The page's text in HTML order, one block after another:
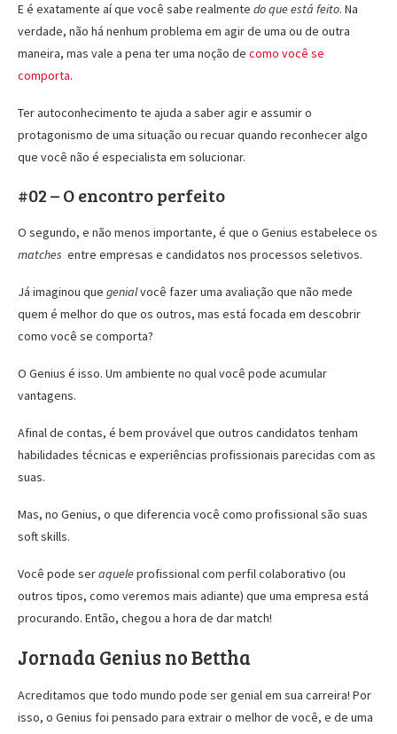
E é exatamente aí que você sabe realmente do que está feito. Na
verdade, não há nenhum problema em agir de uma ou de outra
maneira, mas vale a pena ter uma noção de como você se
comporta.
Ter autoconhecimento te ajuda a saber agir e assumir o
protagonismo de uma situação ou recuar quando reconhecer algo
que você não é especialista em solucionar.
#02 – O encontro perfeito
O segundo, e não menos importante, é que o Genius estabelece os
matches entre empresas e candidatos nos processos seletivos.
Já imaginou que genialvocê fazer uma avaliação que não mede
quem é melhor do que os outros, mas está focada em descobrir
como você se comporta?
O Genius é isso. Um ambiente no qual você pode acumular
vantagens.
Afinal de contas, é bem provável que outros candidatos tenham
habilidades técnicas e experiências profissionais parecidas com as
suas.
Mas, no Genius, o que diferencia você como profissional são suas
soft skills.
Você pode seraqueleprofissional com perfil colaborativo (ou
outros tipos, como veremos mais adiante) que uma empresa está
procurando. Então, chegou a hora de dar match!
Jornada Genius no Bettha
Acreditamos que todo mundo pode ser genial em sua carreira! Por
isso, o Genius foi pensado para extrair o melhor de você, e de uma